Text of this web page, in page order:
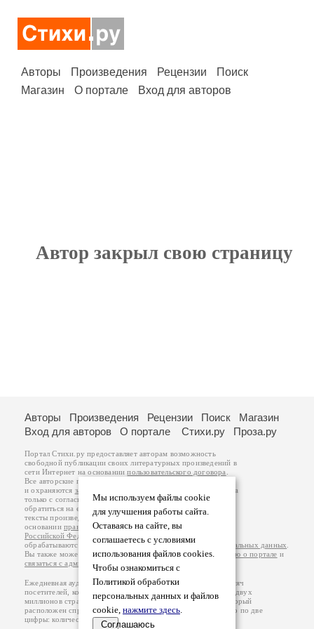
Авторы Произведения Рецензии
Поиск
Магазин
О портале Вход для авторов
Автор закрыл свою страницу
Мы используем файлы cookie
для улучшения работы сайта.
Оставаясь на сайте, вы
соглашаетесь с условиями
использования файлов cookies.
Чтобы ознакомиться с
Политикой обработки
персональных данных и файлов
cookie, нажмите здесь.
Соглашаюсь
Авторы Произведения Рецензии Поиск
Магазин
Вход для авторов
О портале Стихи.ру Проза.ру
Портал Стихи.ру предоставляет авторам возможность
свободной публикации своих литературных произведений в
сети Интернет на основаниипользовательского договора
Все авторские права на произведения принадлежат авторам
и охраняются законом
. Перепечатка произведений возможна
только с согласия его автора, к которому вы можете
обратиться на его авторской странице. Ответственность за
тексты произведений авторы несут самостоятельно на
основанииправил публикацииизаконодательства
Российской Федерации
обрабатываются на основанииПолитики обработки персональных данных
Вы также можете посмотреть более подробнуюинформацию о портале и
связаться с администрацией
Ежедневная аудитория портала Стихи.ру – порядка 200 тысяч
посетителей, которые в общей сумме просматривают более двух
миллионов страниц по данным счетчика посещаемости, который
расположен справа от этого текста. В каждой графе указано по две
цифры: количество просмотров и количество посетителей.